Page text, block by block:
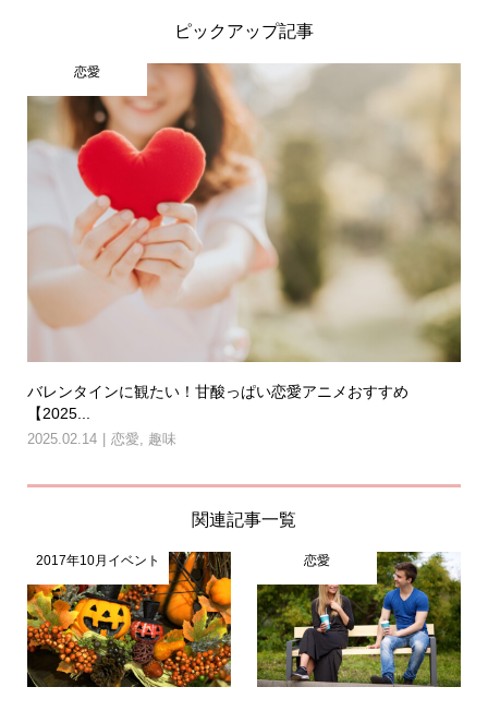
ピックアップ記事
恋愛
バレンタインに観たい！甘酸っぱい恋愛アニメおすすめ
【2025...
2025.02.14 恋愛 趣味
関連記事一覧
2017年10月イベント 恋愛